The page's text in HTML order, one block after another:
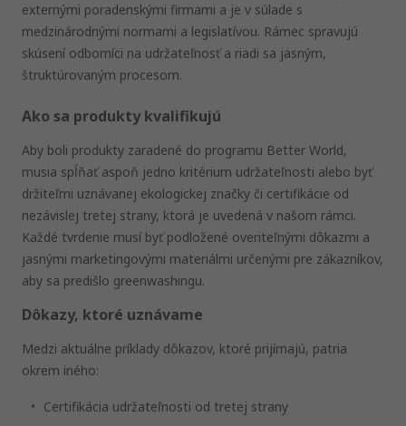
externými poradenskými firmami a je v súlade s
medzinárodnými normami a legislatívou. Rámec spravujú
skúsení odborníci na udržateľnosť a riadi sa jasným,
štruktúrovaným procesom.
Ako sa produkty kvalifikujú
Aby boli produkty zaradené do programu Better World,
musia spĺňať aspoň jedno kritérium udržateľnosti alebo byť
držiteľmi uznávanej ekologickej značky či certifikácie od
nezávislej tretej strany, ktorá je uvedená v našom rámci.
Každé tvrdenie musí byť podložené overiteľnými dôkazmi a
jasnými marketingovými materiálmi určenými pre zákazníkov,
aby sa predišlo greenwashingu.
Dôkazy, ktoré uznávame
Medzi aktuálne príklady dôkazov, ktoré prijímajú, patria
okrem iného:
Certifikácia udržateľnosti od tretej strany